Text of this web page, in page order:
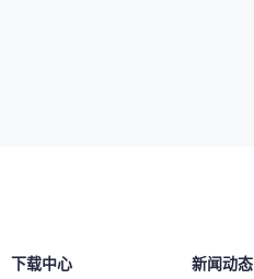
下载中心 新闻动态